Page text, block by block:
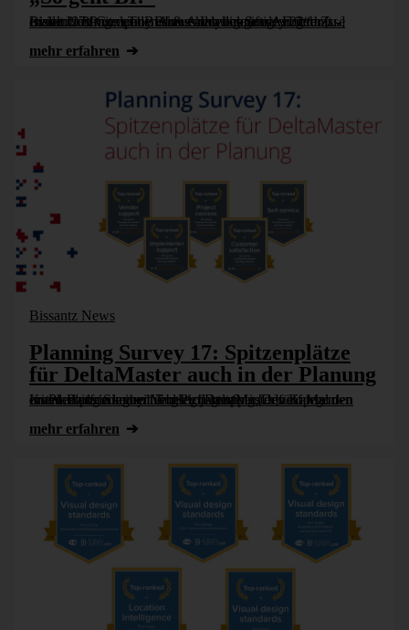
In der Umfrage „The BI & Analytics Survey 22“ hat Bissantz & Company erneut heraus­ragende Er­geb­nisse erzielt. 97 Prozent der An­wen­der be­kräf­tigten ihre Zu­frieden­heit mit dem Business-Intelligence-Anbieter [...]
mehr erfahren
Bissantz News
Planning Survey 17: Spitzenplätze
für DeltaMaster auch in der Planung
Im Planning Survey 17 belegt DeltaMaster fünf Mal den ersten Platz in seiner Vergleichsgruppe „Development-oriented planning solutions“, darunter in den Kategorien Kundenzufriedenheit und Projekterfolg [...]
mehr erfahren